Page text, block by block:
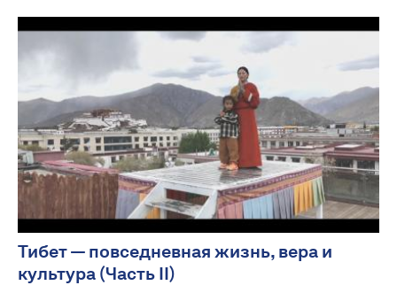
Тибет — повседневная жизнь, вера и
культура (Часть II)